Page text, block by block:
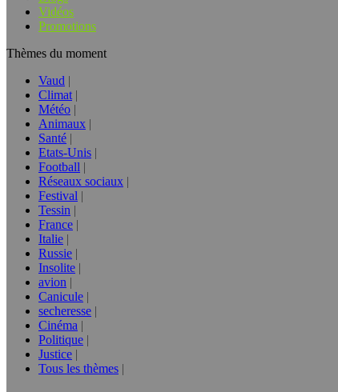
Vidéos
Promotions
Thèmes du moment
Vaud
Climat
Météo
Animaux
Santé
Etats-Unis
Football
Réseaux sociaux
Festival
Tessin
France
Italie
Russie
Insolite
avion
Canicule
secheresse
Cinéma
Politique
Justice
Tous les thèmes